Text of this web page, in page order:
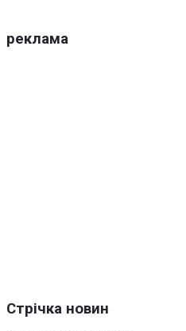
реклама
Стрічка новин